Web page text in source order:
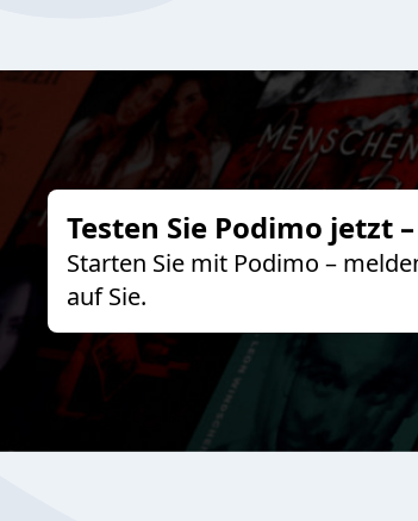
Testen Sie Podimo jetzt
Starten Sie mit Podimo –
auf Sie.